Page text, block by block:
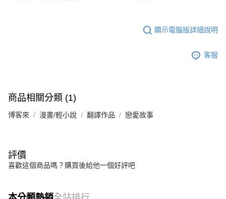
顯示電腦版詳細說明
客服
商品相關分類 (1)
博客來 漫畫/輕小說 翻譯作品 戀愛故事
評價
喜歡這個商品嗎？購買後給他一個好評吧